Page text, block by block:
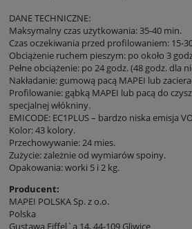
DANE TECHNICZNE:
Maksymalny czas użytkowania: 35-40 min.
Czas oczekiwania przed profilowaniem: 15-
Obciążenie ruchem pieszym: po około 3
Pełne obciążenie: po 24 godz. (48 godz. dla
Nakładanie: gumową pacą MAPEI lub
Profilowanie: gąbką MAPEI lub pacą do
specjalnej włókniny.
EMICODE: EC1PLUS – bardzo niska emisja
Kolor: 43 kolory.
Przechowywanie: 24 mies.
Zużycie: zależnie od wymiarów spoiny.
Opakowania: worki 5 i 2 kg.
Producent:
MAPEI POLSKA Sp. z o.o.
Polska
Gustawa Eiffel`a 14, 44-109 Gliwice